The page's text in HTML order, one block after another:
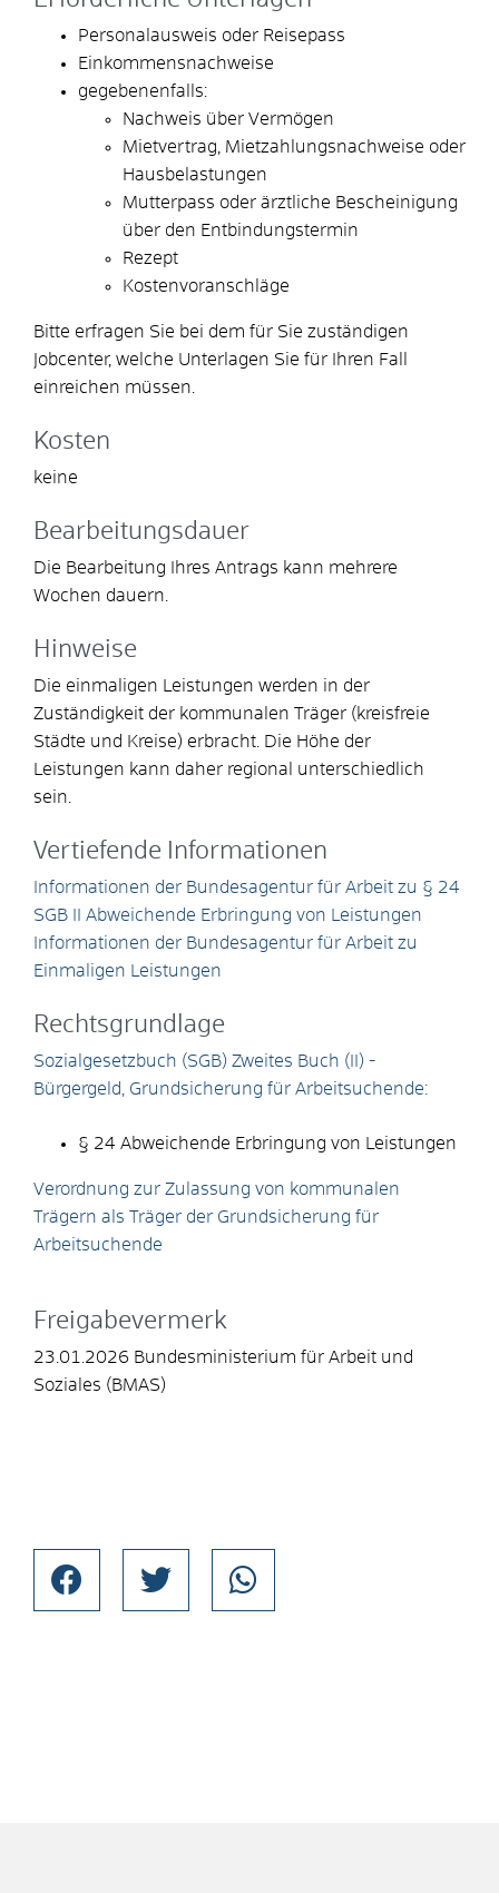
Personalausweis oder Reisepass
Einkommensnachweise
gegebenenfalls:
Nachweis über Vermögen
Mietvertrag, Mietzahlungsnachweise oder
Hausbelastungen
Mutterpass oder ärztliche Bescheinigung
über den Entbindungstermin
Rezept
Kostenvoranschläge
Bitte erfragen Sie bei dem für Sie zuständigen
Jobcenter, welche Unterlagen Sie für Ihren Fall
einreichen müssen.
Kosten
keine
Bearbeitungsdauer
Die Bearbeitung Ihres Antrags kann mehrere
Wochen dauern.
Hinweise
Die einmaligen Leistungen werden in der
Zuständigkeit der kommunalen Träger (kreisfreie
Städte und Kreise) erbracht. Die Höhe der
Leistungen kann daher regional unterschiedlich
sein.
Vertiefende Informationen
Informationen der Bundesagentur für Arbeit zu § 24
SGB II Abweichende Erbringung von Leistungen
Informationen der Bundesagentur für Arbeit zu
Einmaligen Leistungen
Rechtsgrundlage
Sozialgesetzbuch (SGB) Zweites Buch (II) -
Bürgergeld, Grundsicherung für Arbeitsuchende:
§ 24 Abweichende Erbringung von Leistungen
Verordnung zur Zulassung von kommunalen
Trägern als Träger der Grundsicherung für
Arbeitsuchende
Freigabevermerk
23.01.2026 Bundesministerium für Arbeit und
Soziales (BMAS)